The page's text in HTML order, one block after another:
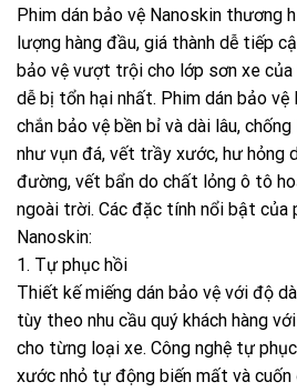
Phim dán bảo vệ Nanoskin thương
lượng hàng đầu, giá thành dễ tiếp
bảo vệ vượt trội cho lớp sơn xe của
dễ bị tổn hại nhất. Phim dán bảo
chắn bảo vệ bền bỉ và dài lâu,
như vụn đá, vết trầy xước, hư hỏng
đường, vết bẩn do chất lỏng ô tô
ngoài trời. Các đặc tính nổi bật của
Nanoskin:
1. Tự phục hồi
Thiết kế miếng dán bảo vệ với độ
tùy theo nhu cầu quý khách hàng
cho từng loại xe. Công nghệ tự
xước nhỏ tự động biến mất và